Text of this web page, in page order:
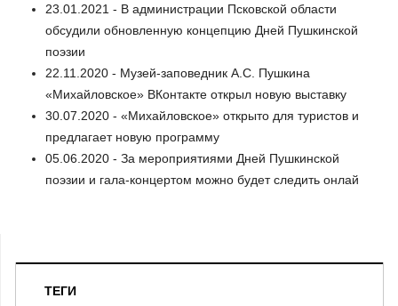
23.01.2021 - В администрации Псковской области
обсудили обновленную концепцию Дней Пушкинской
поэзии
22.11.2020 - Музей-заповедник А.С. Пушкина
«Михайловское» ВКонтакте открыл новую выставку
30.07.2020 - «Михайловское» открыто для туристов и
предлагает новую программу
05.06.2020 - За мероприятиями Дней Пушкинской
поэзии и гала-концертом можно будет следить онлай
ТЕГИ